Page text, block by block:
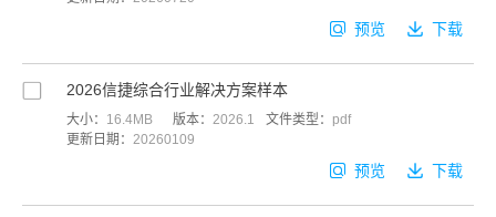
预览 下载
预览 下载
2026信捷综合行业解决方案样本
大小： 16.4MB 版本： 2026.1 文件类型： pdf
更新日期： 20260109